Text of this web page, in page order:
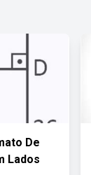
De
Lados